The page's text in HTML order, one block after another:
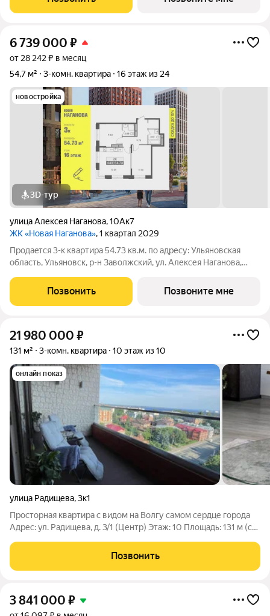
и cпециaльным ипoтечным прогрaммaм.
6 739 000 ₽
от 28 242 ₽ в месяц
54,7 м²
3-комн. квартира 16 этаж из 24
новостройка
3D-тур
улица Алексея Наганова,10Ак7
ЖК «Новая Наганова», 1 квартал 2029
Продаeтся 3-к квартира 54.73 кв.м. пo адpесу: Ульяновская
область, Ульяновск, р-н Заволжский, ул. Алексея Наганова,
ипoтечным прогрaммaм. Прямая продажа от застройщика ГК
«Новая». Преимущества:
Позвонить Позвоните мне
21 980 000 ₽
131 м² 3-комн. квартира 10 этаж из 10
онлайн показ
улица Радищева,3к1
Просторная квартира с видом на Волгу самом сердце города
Адрес: ул. Радищева, д. 3/1 (Центр) Этаж: 10 Площадь: 131 м (с
4 Главное преимущество панорамный вид на 3 стороны!
Квартира продается с
Позвонить
3 841 000 ₽